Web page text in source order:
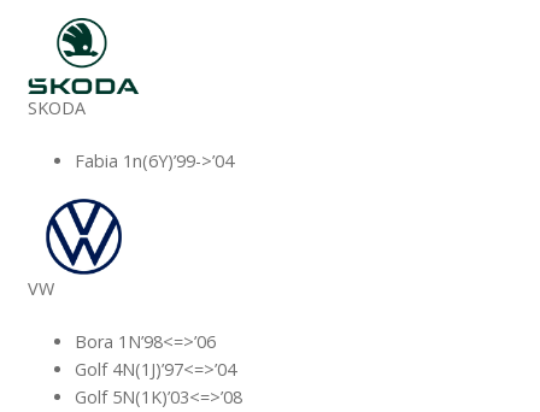
SKODA
Fabia 1n(6Y)’99->’04
VW
Bora 1N’98<=>’06
Golf 4N(1J)’97<=>’04
Golf 5N(1K)’03<=>’08